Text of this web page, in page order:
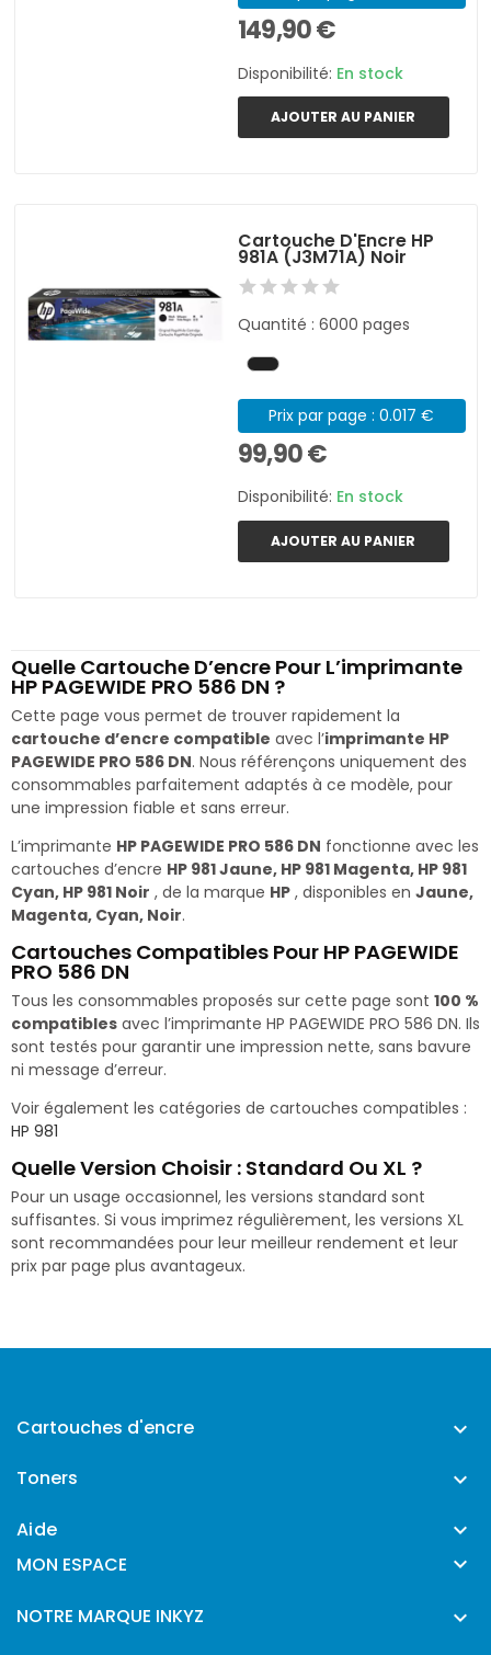
149,90 €
Disponibilité: En stock
AJOUTER AU PANIER
Cartouche D'Encre HP
981A (J3M71A) Noir
Quantité : 6000 pages
Prix par page : 0.017 €
99,90 €
Disponibilité: En stock
AJOUTER AU PANIER
Quelle Cartouche D’encre Pour L’imprimante
HP PAGEWIDE PRO 586 DN ?
Cette page vous permet de trouver rapidement la
cartouche d’encre compatible avec l’imprimante HP
PAGEWIDE PRO 586 DN. Nous référençons uniquement des
consommables parfaitement adaptés à ce modèle, pour
une impression fiable et sans erreur.
L’imprimante HP PAGEWIDE PRO 586 DN fonctionne avec les
cartouches d’encre HP 981 Jaune, HP 981 Magenta, HP 981
Cyan, HP 981 Noir , de la marque HP , disponibles en Jaune,
Magenta, Cyan, Noir.
Cartouches Compatibles Pour HP PAGEWIDE
PRO 586 DN
Tous les consommables proposés sur cette page sont 100 %
compatibles avec l’imprimante HP PAGEWIDE PRO 586 DN. Ils
sont testés pour garantir une impression nette, sans bavure
ni message d’erreur.
Voir également les catégories de cartouches compatibles :
HP 981
Quelle Version Choisir : Standard Ou XL ?
Pour un usage occasionnel, les versions standard sont
suffisantes. Si vous imprimez régulièrement, les versions XL
sont recommandées pour leur meilleur rendement et leur
prix par page plus avantageux.
Cartouches d'encre 
Toners 
Aide 
MON ESPACE 
NOTRE MARQUE INKYZ 